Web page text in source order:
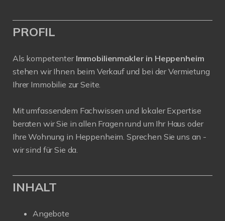
PROFIL
Als kompetenter Immobilienmakler in Heppenheim
stehen wir Ihnen beim Verkauf und bei der Vermietung
Ihrer Immobilie zur Seite.
Mit umfassendem Fachwissen und lokaler Expertise
beraten wir Sie in allen Fragen rund um Ihr Haus oder
Ihre Wohnung in Heppenheim. Sprechen Sie uns an -
wir sind für Sie da.
INHALT
Angebote